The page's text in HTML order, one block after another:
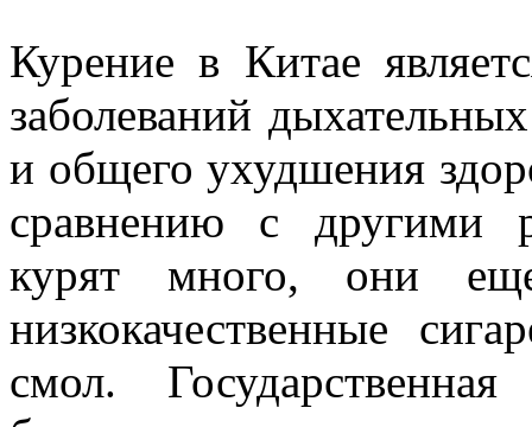
Курение в Китае
заболеваний
и общего ухудшения
сравнению с другими
курят много, они
низкокачественные
смол.